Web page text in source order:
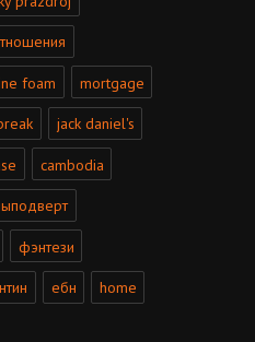
foam mortgage
jack daniel's
cambodia
фэнтези
ебн home